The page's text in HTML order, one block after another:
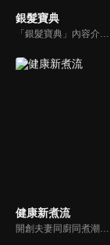
銀髮寶典
「銀髮寶典」內容介紹銀髮族相關的醫療知識，讓爺爺奶奶們能了解銀髮族常見的疾病、或是身體常遇到的問題，並邀請專業的醫師上節目解答，詳細深入且淺顯易懂的方式講述給各位爺爺奶奶們。為銀髮族的身體健康預防把關，讓爺爺奶奶能有一個樂活的退休生活。
健康新煮流
開創夫妻同廚同煮潮流的KC夫婦，繼《健康醫食代》後，走出攝影棚，帶大家全台走透透，發掘上帝賞賜的美味食材，內容融合新加坡南洋風和客家純樸味，加上台灣獨特的閩南風情，互相激盪交織出的火花，打造出獨一無二的美食節目。